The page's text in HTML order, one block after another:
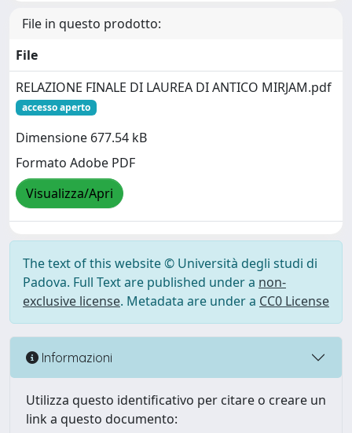
File in questo prodotto:
File
RELAZIONE FINALE DI LAUREA DI ANTICO MIRJAM.pdf
accesso aperto
Dimensione 677.54 kB
Formato Adobe PDF
Visualizza/Apri
The text of this website © Università degli studi di
Padova. Full Text are published under a non-
exclusive license. Metadata are under a CC0 License
Informazioni
Utilizza questo identificativo per citare o creare un
link a questo documento: